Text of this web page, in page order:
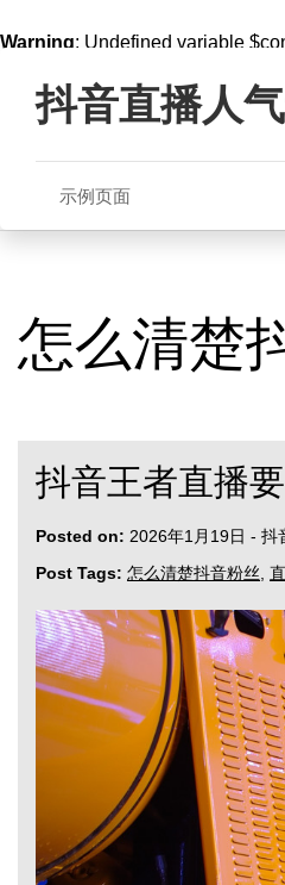
Warning: Undefined variable
content抖音直播人
示例页面
怎么清楚
抖音王者直播
Posted on: 2026年1月19日 - 抖
Post Tags: 怎么清楚抖音粉丝